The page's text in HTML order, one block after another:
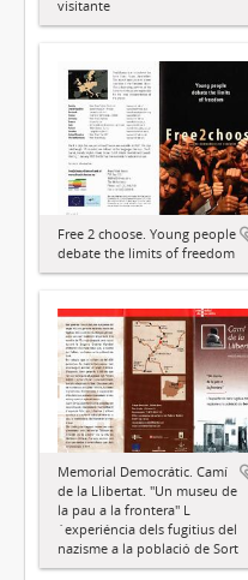
visitante
Free 2 choose. Young people
debate the limits of freedom
Memorial Democrátic. Camí
de la Llibertat. "Un museu de
la pau a la frontera" L
´experiéncia dels fugitius del
nazisme a la població de Sort